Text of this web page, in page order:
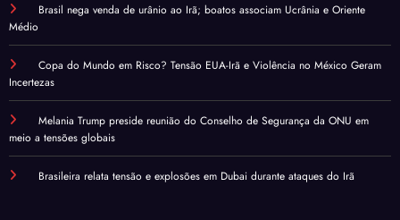
Brasil nega venda de urânio ao Irã; boatos associam Ucrânia e Oriente
Médio
Copa do Mundo em Risco? Tensão EUA-Irã e Violência no México Geram
Incertezas
Melania Trump preside reunião do Conselho de Segurança da ONU em
meio a tensões globais
Brasileira relata tensão e explosões em Dubai durante ataques do Irã